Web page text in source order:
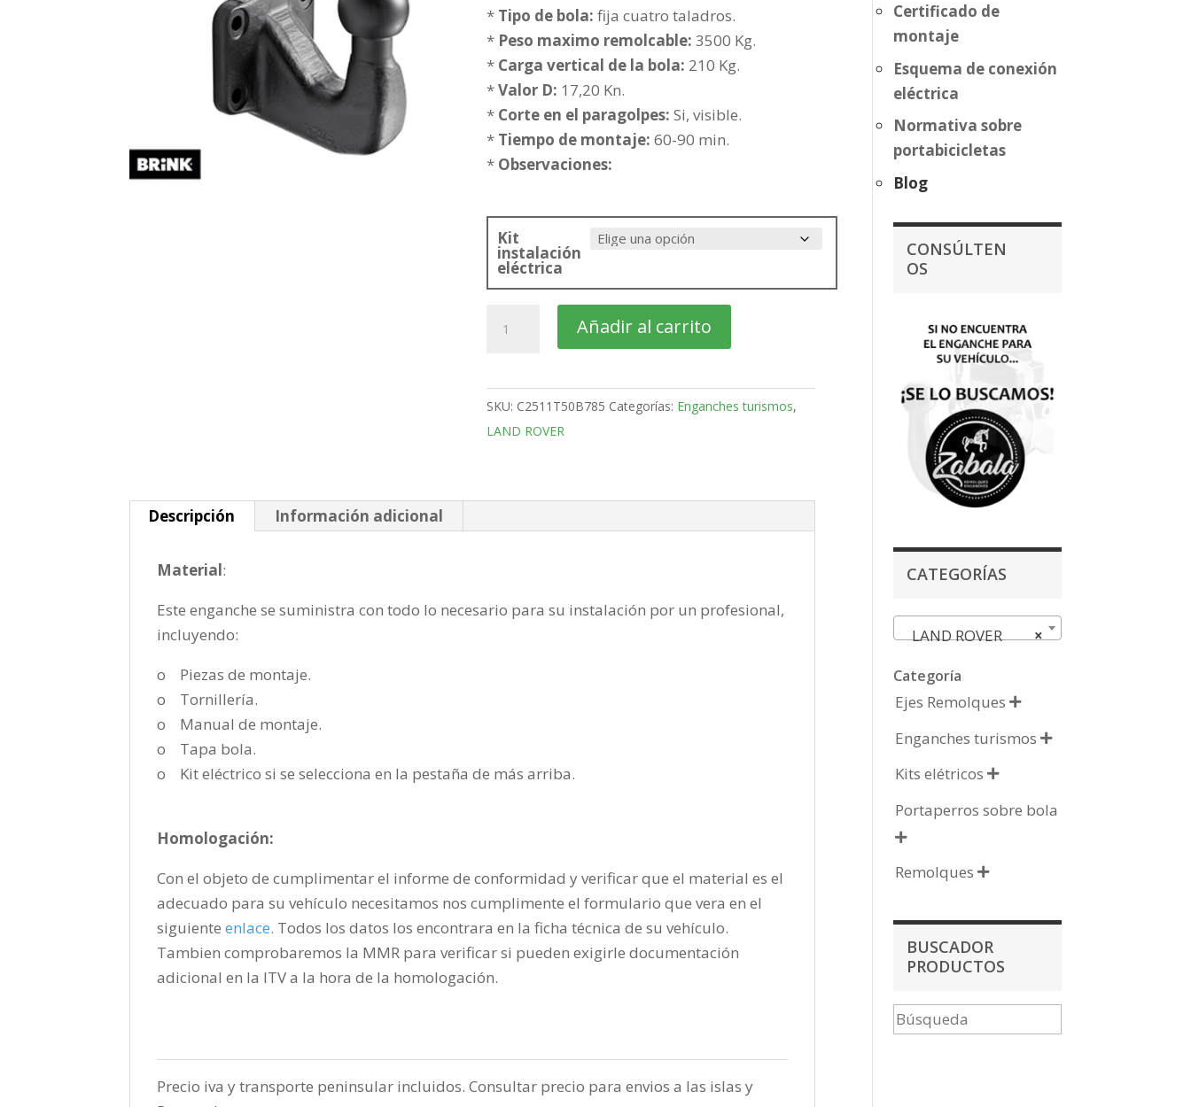
precios:
desde
386,23€
461,74€
* Tipo de bola: fija cuatro taladros.
* Peso maximo remolcable: 3500 Kg.
* Carga vertical de la bola: 210 Kg.
*Valor D: 17,20 Kn.
* Corte en el paragolpes: Si, visible.
* Tiempo de montaje: 60-90 min.
* Observaciones:
Kit
instalación
eléctrica
ROVER
SUV
Bola
fija
Añadir al carrito
SKU: C2511T50B785 Categorías: Enganches turismos,
LAND ROVER
Descripción Información adicional
Material:
Este enganche se suministra con todo lo necesario para su instalación por un profesional,
incluyendo:
o Piezas de montaje.
o Tornillería.
o Manual de montaje.
o Tapa bola.
o Kit eléctrico si se selecciona en la pestaña de más arriba.
Homologación:
Con el objeto de cumplimentar el informe de conformidad y verificar que el material es el
adecuado para su vehículo necesitamos nos cumplimente el formulario que vera en el
siguienteenlace. Todos los datos los encontrara en la ficha técnica de su vehículo.
Tambien comprobaremos la MMR para verificar si pueden exigirle documentación
adicional en la ITV a la hora de la homologación.
Precio iva y transporte peninsular incluidos. Consultar precio para envios a las islas y
Certificado de
montaje
Esquema de conexión
eléctrica
Normativa sobre
portabicicletas
Blog
CONSÚLTEN
OS
CATEGORÍAS
×
LAND ROVER
Categoría
Ejes Remolques 
Enganches turismos 
Kits elétricos 
Portaperros sobre bola

Remolques 
BUSCADOR
PRODUCTOS